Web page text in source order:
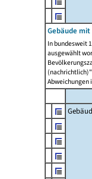
Gebäude
In bundesweit
ausgewählt
Abweichungen